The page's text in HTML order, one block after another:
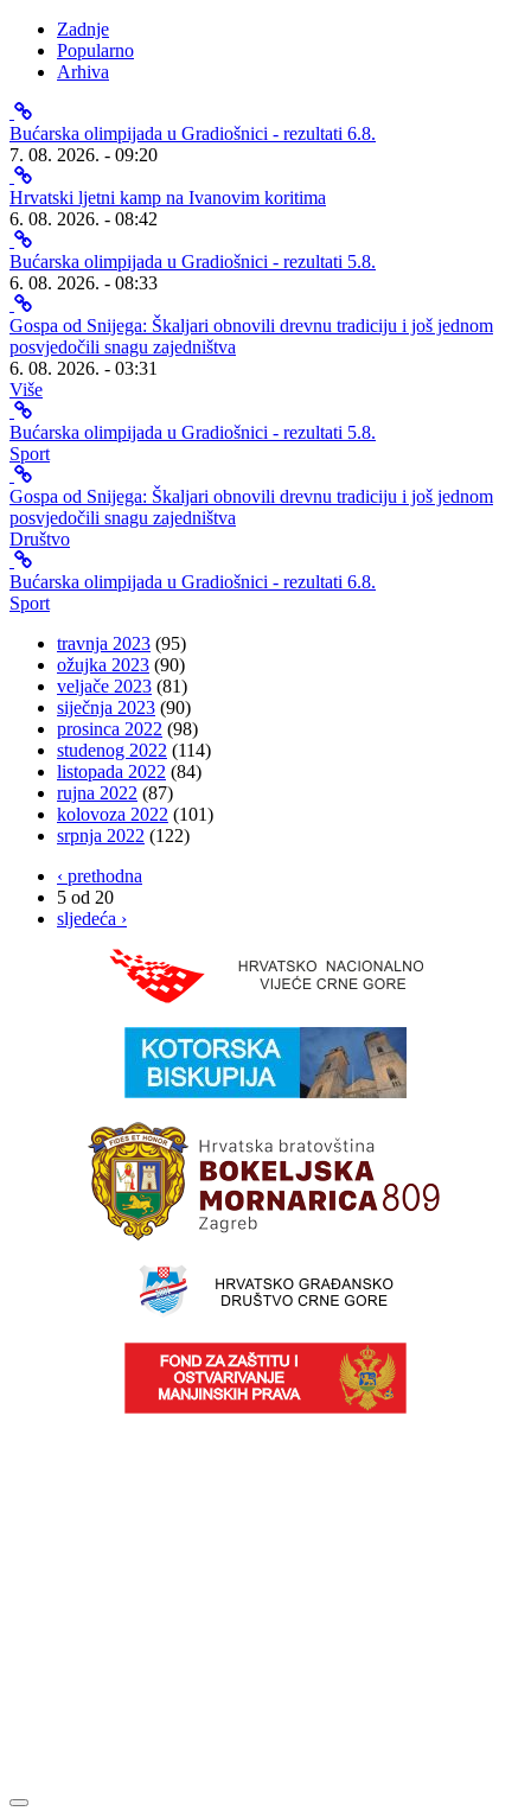
Zadnje
Popularno
Arhiva
Bućarska olimpijada u Gradiošnici - rezultati 6.8.
7. 08. 2026. - 09:20
Hrvatski ljetni kamp na Ivanovim koritima
6. 08. 2026. - 08:42
Bućarska olimpijada u Gradiošnici - rezultati 5.8.
6. 08. 2026. - 08:33
Gospa od Snijega: Škaljari obnovili drevnu tradiciju i još jednom
posvjedočili snagu zajedništva
6. 08. 2026. - 03:31
Više
Bućarska olimpijada u Gradiošnici - rezultati 5.8.
Sport
Gospa od Snijega: Škaljari obnovili drevnu tradiciju i još jednom
posvjedočili snagu zajedništva
Društvo
Bućarska olimpijada u Gradiošnici - rezultati 6.8.
Sport
travnja 2023 (95)
ožujka 2023 (90)
veljače 2023 (81)
siječnja 2023 (90)
prosinca 2022 (98)
studenog 2022 (114)
listopada 2022 (84)
rujna 2022 (87)
kolovoza 2022 (101)
srpnja 2022 (122)
‹ prethodna
5 od 20
sljedeća ›